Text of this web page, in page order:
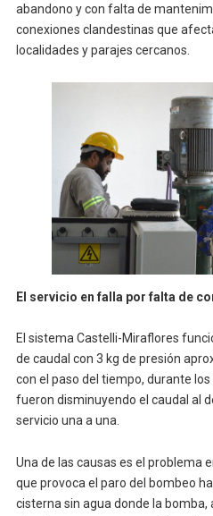
abandono y con falta de
conexiones clandestinas que
localidades y parajes cercanos.
El servicio en falla por falta de
El sistema Castelli-Miraflores
de caudal con 3 kg de presión
con el paso del tiempo, durante
fueron disminuyendo el caudal al
servicio una a una.
Una de las causas es el problema
que provoca el paro del bombeo
cisterna sin agua donde la bomba,